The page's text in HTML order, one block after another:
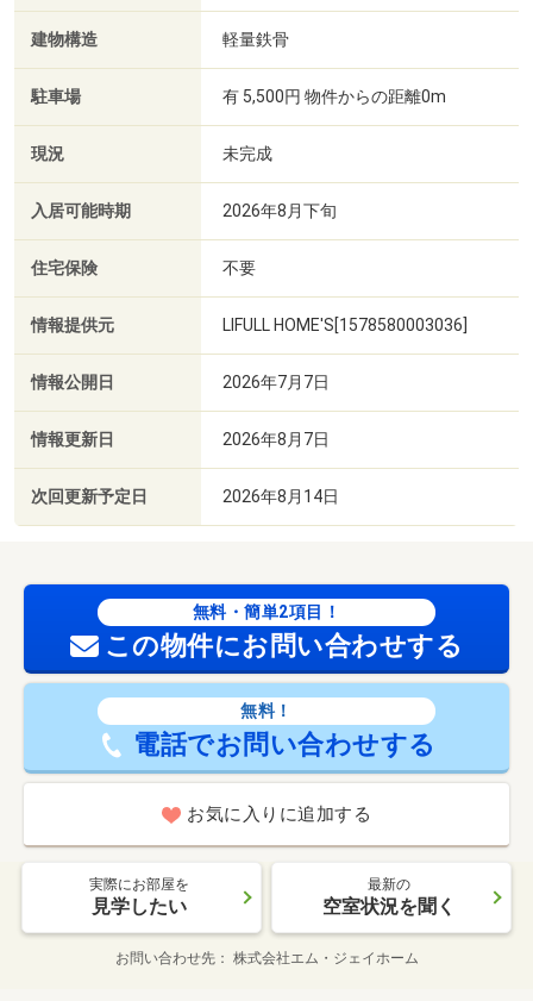
建物構造 軽量鉄骨
駐車場 有 5,500円 物件からの距離0m
現況 未完成
入居可能時期 2026年8月下旬
住宅保険 不要
情報提供元 LIFULL HOME'S[1578580003036]
情報公開日 2026年7月7日
情報更新日 2026年8月7日
次回更新予定日 2026年8月14日
無料・簡単2項目！
この物件にお問い合わせする
無料！
電話でお問い合わせする
お気に入りに追加する
実際にお部屋を
見学したい
最新の
空室状況を聞く
お問い合わせ先 株式会社エム・ジェイホーム